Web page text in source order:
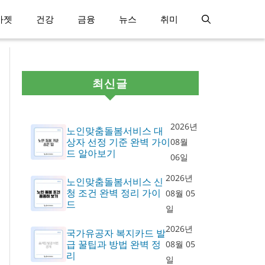
젯 건강 금융 뉴스 취미
최신글
노인맞춤돌봄서비스 대
상자 선정 기준 완벽 가이
드 알아보기
2026년
08월
06일
노인맞춤돌봄서비스 신
청 조건 완벽 정리 가이
드
2026년
08월 05
일
국가유공자 복지카드 발
급 꿀팁과 방법 완벽 정
리
2026년
08월 05
일